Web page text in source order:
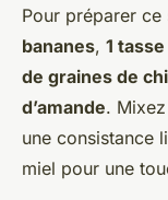
Pour préparer
bananes, 1
de graines de
d’amande.
une consistance
miel pour une